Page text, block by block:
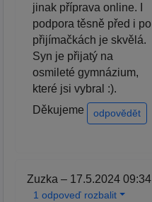
jinak příprava online. I
podpora těsně před i po
přijímačkách je skvělá.
Syn je přijatý na
osmileté gymnázium,
které jsi vybral :).
Děkujeme
odpovědět
Zuzka – 17.5.2024 09:34
1 odpoveď rozbalit